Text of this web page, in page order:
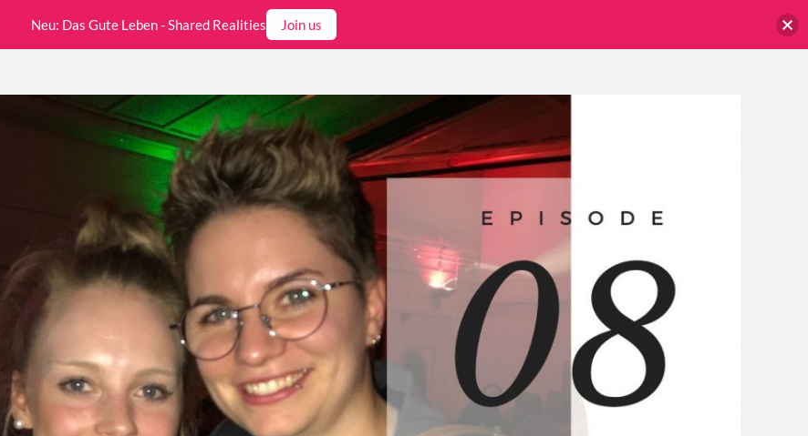
Neu: Das Gute Leben - Shared Realities Join us